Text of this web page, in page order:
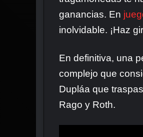
ganancias. En
inolvidable. ¡Haz
En definitiva, una
complejo que
Dupláa que
Rago y Roth.